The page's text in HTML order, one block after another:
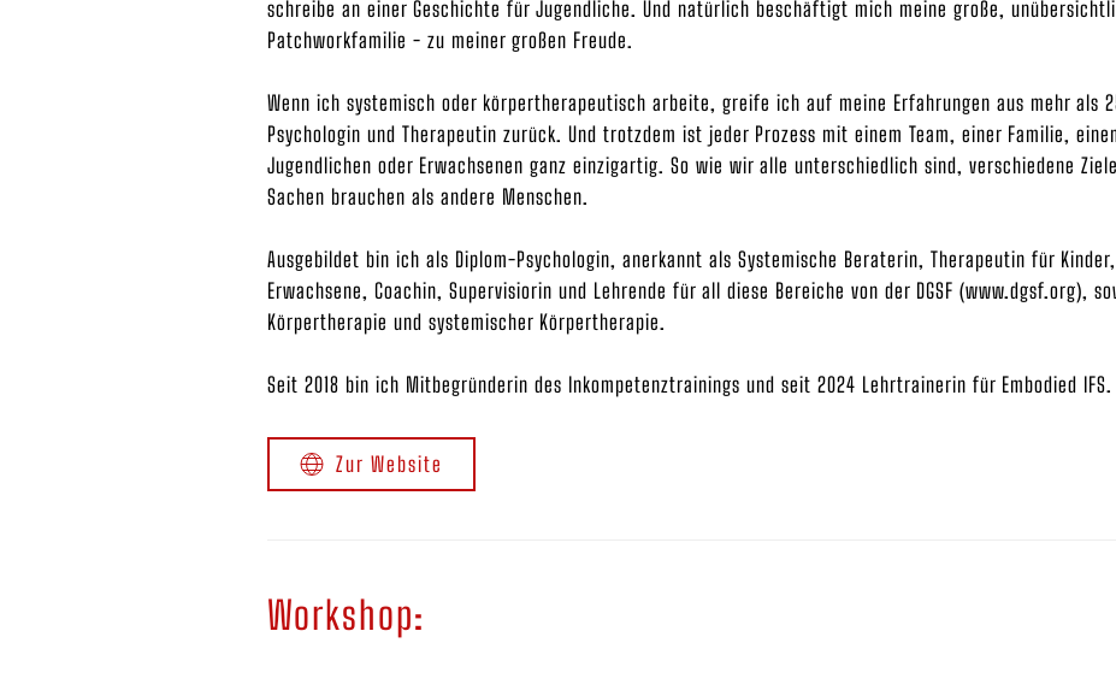
schreibe an einer Geschichte für Jugendliche. Und natürlich beschäftigt mich meine große,
Patchworkfamilie - zu meiner großen Freude.
Wenn ich systemisch oder körpertherapeutisch arbeite, greife ich auf meine Erfahrungen aus mehr als
Psychologin und Therapeutin zurück. Und trotzdem ist jeder Prozess mit einem Team, einer Familie,
Jugendlichen oder Erwachsenen ganz einzigartig. So wie wir alle unterschiedlich sind, verschiedene
Sachen brauchen als andere Menschen.
Ausgebildet bin ich als Diplom-Psychologin, anerkannt als Systemische Beraterin, Therapeutin für
Erwachsene, Coachin, Supervisiorin und Lehrende für all diese Bereiche von der DGSF (www.dgsf.org),
Körpertherapie und systemischer Körpertherapie.
Seit 2018 bin ich Mitbegründerin des Inkompetenztrainings und seit 2024 Lehrtrainerin für Embodied IFS.
Zur Website
Workshop: